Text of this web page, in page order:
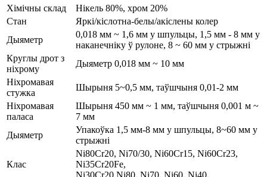
Хімічны склад
Нікель 80%, хром 20%
Стан
Яркі/кіслотна-белы/акіслены колер
Дыяметр
0,018 мм ~ 1,6 мм у шпульцы, 1,5 мм - 8 мм у
наканечніку ў рулоне, 8 ~ 60 мм у стрыжні
Круглы дрот з
ніхрому
Дыяметр 0,018 мм ~ 10 мм
Ніхромавая
стужка
Шырыня 5~0,5 мм, таўшчыня 0,01-2 мм
Ніхромавая
паласа
Шырыня 450 мм ~ 1 мм, таўшчыня 0,001 м ~
7 мм
Дыяметр
Упакоўка 1,5 мм-8 мм у шпульцы, 8~60 мм у
стрыжні
Клас
Ni80Cr20, Ni70/30, Ni60Cr15, Ni60Cr23,
Ni35Cr20Fe,